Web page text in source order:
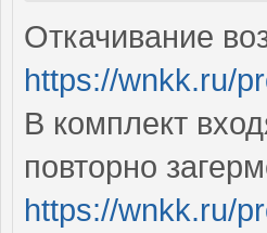
Откачивание
https://wnkk.ru/
В комплект
повторно
https://wnkk.ru/